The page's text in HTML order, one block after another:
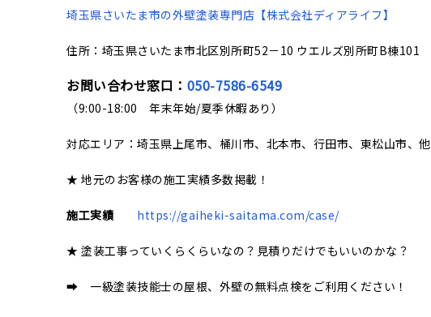
埼玉県さいたま市の外壁塗装専門店【株式会社ディアライフ】
住所：埼玉県さいたま市北区別所町52－10 ウエルズ別所町B棟101
お問い合わせ窓口： 050-7586-6549
（9:00-18:00 年末年始/夏季休暇あり）
対応エリア：埼玉県上尾市、桶川市、北本市、行田市、東松山市、他
★ 地元のお客様の施工実績多数掲載！
施工実績 https://gaiheki-saitama.com/case/
★ 塗装工事っていくらくらいなの？見積りだけでもいいのかな？
➡ 一級塗装技能士の屋根、外壁の無料点検をご利用ください！